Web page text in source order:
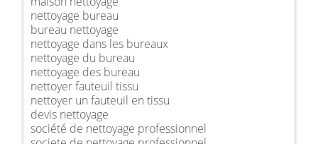
nettoyage bureau
bureau nettoyage
nettoyage dans les bureaux
nettoyage du bureau
nettoyage des bureau
nettoyer fauteuil tissu
nettoyer un fauteuil en tissu
devis nettoyage
société de nettoyage professionnel